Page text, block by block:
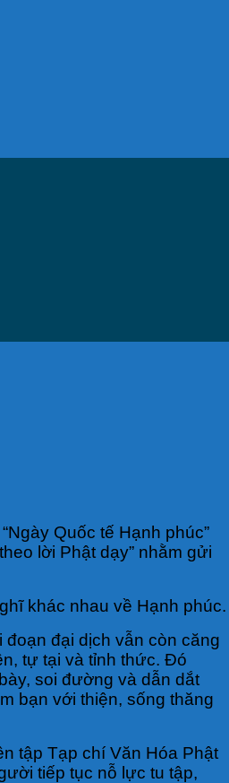
Quốc tế Hạnh phúc”
lời Phật dạy” nhằm gửi
khác nhau về Hạnh phúc.
đại dịch vẫn còn căng
tự tại và tỉnh thức. Đó
soi đường và dẫn dắt
bạn với thiện, sống thăng
tập Tạp chí Văn Hóa Phật
tiếp tục nỗ lực tu tập,